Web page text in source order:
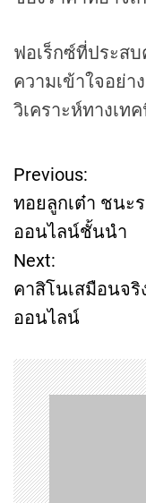
ฟอเร็กซ์ที่ประสบ
ความเข้าใจอย่า
วิเคราะห์ทางเท
P
o
s
t
n
a
v
i
Previous:
ทอยลูกเต๋า ชนะ
ออนไลน์ชั้นนำ
Next:
คาสิโนเสมือนจริ
ออนไลน์